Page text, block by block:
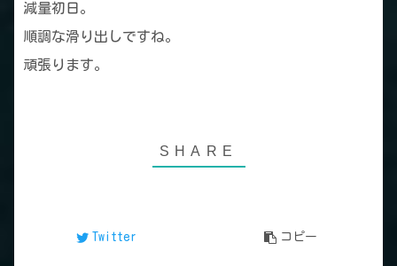
減量初日。
順調な滑り出しですね。
頑張ります。
Twitter コピー